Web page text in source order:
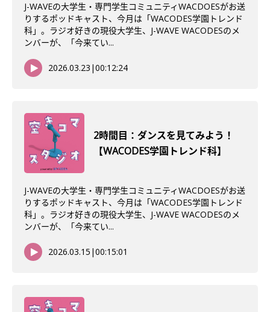
J-WAVEの大学生・専門学生コミュニティWACDOESがお送
りするポッドキャスト、今月は「WACODES学園トレンド
科」。ラジオ好きの現役大学生、J-WAVE WACODESのメ
ンバーが、「今来てい...
2026.03.23 |00:12:24
2時間目：ダンスを見てみよう！
【WACODES学園トレンド科】
J-WAVEの大学生・専門学生コミュニティWACDOESがお送
りするポッドキャスト、今月は「WACODES学園トレンド
科」。ラジオ好きの現役大学生、J-WAVE WACODESのメ
ンバーが、「今来てい...
2026.03.15 |00:15:01